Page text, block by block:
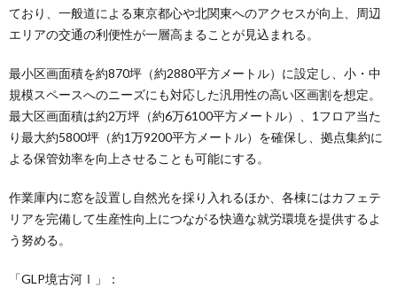
ており、一般道による東京都心や北関東へのアクセスが向上、周辺
エリアの交通の利便性が一層高まることが見込まれる。
最小区画面積を約870坪（約2880平方メートル）に設定し、小・中
規模スペースへのニーズにも対応した汎用性の高い区画割を想定。
最大区画面積は約2万坪（約6万6100平方メートル）、1フロア当た
り最大約5800坪（約1万9200平方メートル）を確保し、拠点集約に
よる保管効率を向上させることも可能にする。
作業庫内に窓を設置し自然光を採り入れるほか、各棟にはカフェテ
リアを完備して生産性向上につながる快適な就労環境を提供するよ
う努める。
「GLP境古河Ⅰ」：